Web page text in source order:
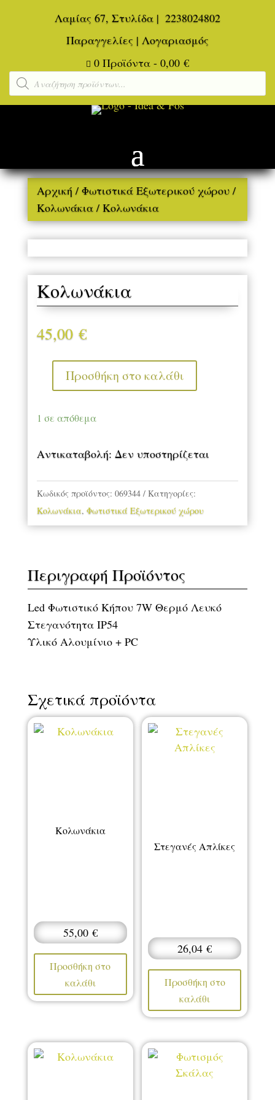
Λαμίας 67, Στυλίδα | 2238024802
Παραγγελίες | Λογαριασμός
 0 Προϊόντα - 0,00 €
Αναζήτηση
προϊόντων
Αρχική / Φωτιστικά Εξωτερικού χώρου/
Κολωνάκια/ Κολωνάκια
Κολωνάκια
45,00 €
Κολωνάκια
Προσθήκη στο καλάθι
1 σε απόθεμα
Αντικαταβολή: Δεν υποστηρίζεται
Κωδικός προϊόντος: 069344
Κατηγορίες:
Κολωνάκια, Φωτιστικά Εξωτερικού χώρου
Περιγραφή Προϊόντος
Led Φωτιστικό Κήπου 7W Θερμό Λευκό
Στεγανότητα IP54
Υλικό Αλουμίνιο + PC
Σχετικά προϊόντα
Κολωνάκια
55,00 €
Προσθήκη στο
καλάθι
Στεγανές Απλίκες
26,04€
Προσθήκη στο
καλάθι